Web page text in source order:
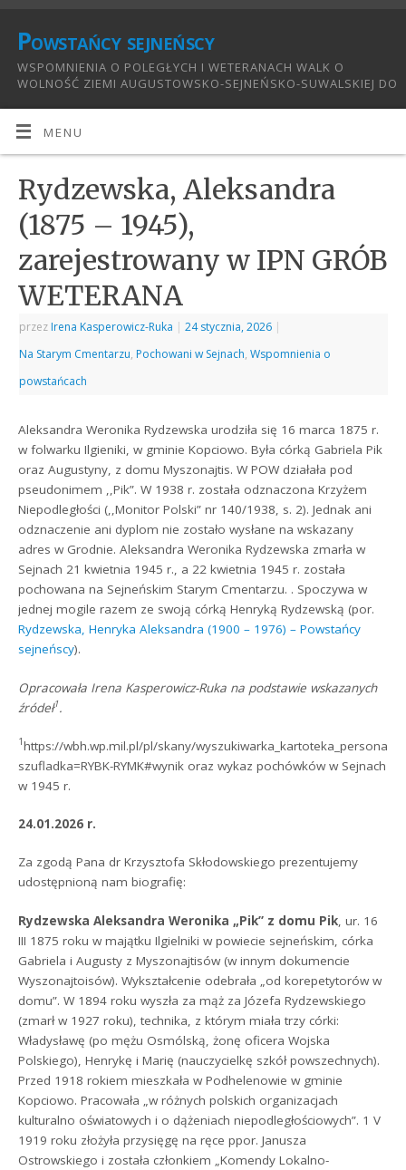
Powstańcy sejneńscy
WSPOMNIENIA O POLEGŁYCH I WETERANACH WALK O
WOLNOŚĆ ZIEMI AUGUSTOWSKO-SEJNEŃSKO-SUWALSKIEJ DO
MENU
Rydzewska, Aleksandra
(1875 – 1945),
zarejestrowany w IPN GRÓB
WETERANA
przez Irena Kasperowicz-Ruka | 24 stycznia, 2026 |
Na Starym Cmentarzu, Pochowani w Sejnach,Wspomnienia o
powstańcach
Aleksandra Weronika Rydzewska urodziła się 16 marca 1875 r.
w folwarku Ilgieniki, w gminie Kopciowo. Była córką Gabriela Pik
oraz Augustyny, z domu Myszonajtis. W POW działała pod
pseudonimem ,,Pik”. W 1938 r. została odznaczona Krzyżem
Niepodległości (,,Monitor Polski” nr 140/1938, s. 2). Jednak ani
odznaczenie ani dyplom nie zostało wysłane na wskazany
adres w Grodnie. Aleksandra Weronika Rydzewska zmarła w
Sejnach 21 kwietnia 1945 r., a 22 kwietnia 1945 r. została
pochowana na Sejneńskim Starym Cmentarzu. . Spoczywa w
jednej mogile razem ze swoją córką Henryką Rydzewską (por.
Rydzewska, Henryka Aleksandra (1900 – 1976) – Powstańcy
sejneńscy).
Opracowała Irena Kasperowicz-Ruka na podstawie wskazanych
źródeł1.
1https://wbh.wp.mil.pl/pl/skany/
szufladka=RYBK-RYMK#wynik oraz wykaz pochówków w Sejnach
w 1945 r.
24.01.2026 r.
Za zgodą Pana dr Krzysztofa Skłodowskiego prezentujemy
udostępnioną nam biografię:
Rydzewska Aleksandra Weronika „Pik” z domu Pik , ur. 16
III 1875 roku w majątku Ilgielniki w powiecie sejneńskim, córka
Gabriela i Augusty z Myszonajtisów (w innym dokumencie
Wyszonajtoisów). Wykształcenie odebrała „od korepetytorów w
domu”. W 1894 roku wyszła za mąż za Józefa Rydzewskiego
(zmarł w 1927 roku), technika, z którym miała trzy córki:
Władysławę (po mężu Osmólską, żonę oficera Wojska
Polskiego), Henrykę i Marię (nauczycielkę szkół powszechnych).
Przed 1918 rokiem mieszkała w Podhelenowie w gminie
Kopciowo. Pracowała „w różnych polskich organizacjach
kulturalno oświatowych i o dążeniach niepodległościowych”. 1 V
1919 roku złożyła przysięgę na ręce ppor. Janusza
Ostrowskiego i została członkiem „Komendy Lokalno-